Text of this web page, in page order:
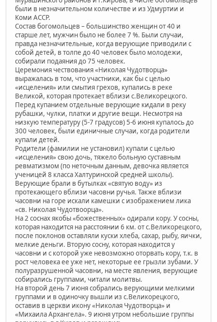
были в незначительном количестве и из Удмуртии и
Коми АССР.
Состав богомольцев – большинство женщин от 40 и
старше лет, мужчин было не более 7 %. Были случаи,
правда незначительные, когда верующие приводили с
собой детей, в толпе до 40 человек было молодежи,
собирали подаяния до 75 человек.
Церемония чествования «Николая Чудотворца»
выражалась в том, что участники, как бы с целью
«исцеления» или смытия грехов, купались в реке
Великой, которая протекает вблизи с.Великорецкого.
Перед купанием отдельные верующие кидали в реку
рубашки, чулки, платки и другие вещи. Несмотря на
низкую температуру (5-7 градусов) 5-6 июня купалось до
300 человек, были единичные случаи, когда родители
купали детей.
Родители (фамилии не установил) купали с целью
«исцеления» свою дочь, тяжело больную суставным
ревматизмом (по неточным данным, девочка является
ученицей 8 класса Халтуринской средней школы).
Верующие брали в бутылках «святую воду» из
протекающего вблизи часовни ручья. Также вблизи
часовни на горе искали камешки с изображением лика
«св. Николая Чудотвоорца».
На 2 соснах якобы «божественных» одирали кору. У сосны,
которая находится на расстоянии 6 км. от с.Великорецкого,
после поклонов оставляли куски хлеба, сахар, рыбу, яички,
мелкие деньги. Вторую сосну, которая находится у
часовни и с которой уже невозможно оторвать кору, т.к. в
рост человека ее уже нет, некоторые ее грызли зубами. У
полуразрушенной часовни, на месте явления, верующие
собирались группами, читали молитвы.
На второй день 7 июня собрались верующими мелкими
группами и в одиночку вышли из с.Великорецкого,
оставив в церкви икону «Николая Чудотворца» и
«Михаила Архангела». 9 июня утром небольшие группы